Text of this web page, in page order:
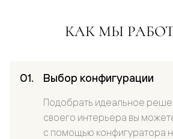
КАК МЫ
Выбор конфигурации
Подобрать идеальное
своего интерьера вы
с помощью конфигуратора